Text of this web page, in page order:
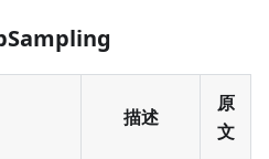
描述
原
文